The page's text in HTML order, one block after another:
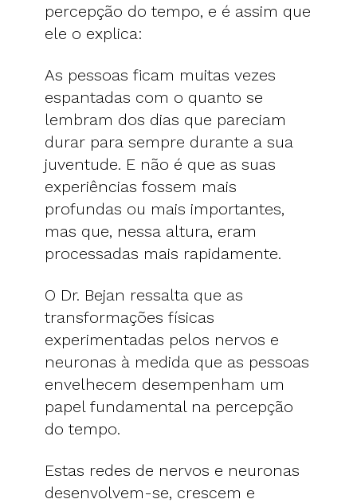
percepção do tempo, e é assim que
ele o explica:
As pessoas ficam muitas vezes
espantadas com o quanto se
lembram dos dias que pareciam
durar para sempre durante a sua
juventude. E não é que as suas
experiências fossem mais
profundas ou mais importantes,
mas que, nessa altura, eram
processadas mais rapidamente.
O Dr. Bejan ressalta que as
transformações físicas
experimentadas pelos nervos e
neuronas à medida que as pessoas
envelhecem desempenham um
papel fundamental na percepção
do tempo.
Estas redes de nervos e neuronas
desenvolvem-se, crescem e